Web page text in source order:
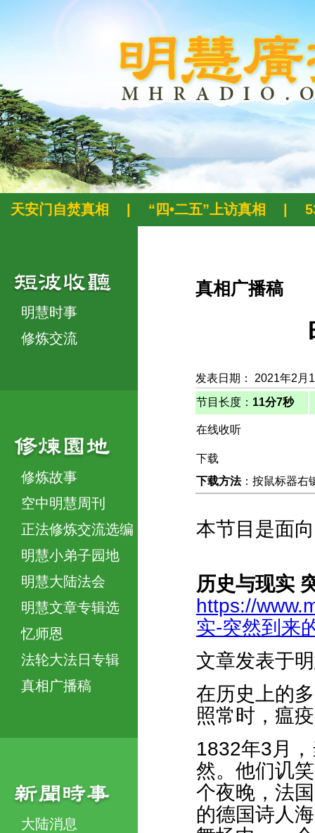
天安门自焚真相 “四•二五”上访真相
明慧时事
修炼交流
修炼故事
空中明慧周刊
正法修炼交流选编
明慧小弟子园地
明慧大陆法会
明慧文章专辑选
忆师恩
法轮大法日专辑
真相广播稿
大陆消息
真相广播稿
发表日期： 2021年2月
节目长度： 11分7秒
在线收听
下载
下载方法：按鼠标器右
本节目是面
历史与现实
https://
实-突然到来
文章发表于
在历史上的
照常时，瘟
1832年3月
然。他们讥
个夜晚，法
的德国诗人